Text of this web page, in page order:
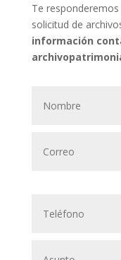
Te
solicitud de
información